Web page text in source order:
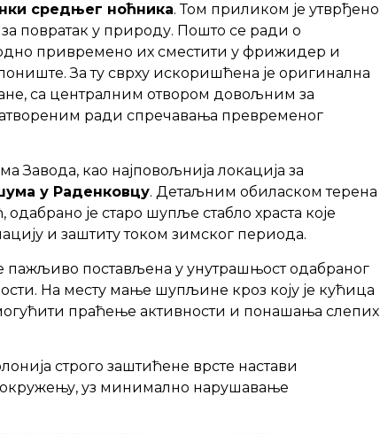
средњег ноћника. Том приликом је утврђено
повратак у природу. Пошто се ради о
привремено их сместити у фрижидер и
За ту сврху искоришћена је оригинална
са централним отвором довољним за
ради спречавања превременог
Завода, као најповољнија локација за
у Раденковцу. Детаљним обиласком терена
је старо шупље стабло храста које
и заштиту током зимског периода.
пажљиво постављена у унутрашњост одабраног
На месту мање шупљине кроз коју је кућица
праћење активности и понашања слепих
строго заштићене врсте настави
уз минимално нарушавање